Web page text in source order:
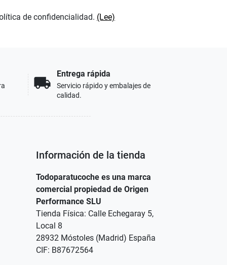
de confidencialidad. (Lee)
local_shipping
Entrega rápida
Servicio rápido y embalajes de
calidad.
Información de la tienda
Todoparatucoche es una marca
comercial propiedad de Origen
Performance SLU
Tienda Física: Calle Echegaray 5,
Local 8
28932 Móstoles (Madrid) España
CIF: B87672564